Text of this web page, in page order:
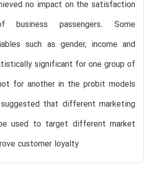
no impact on the satisfaction
passengers. Some
such as gender, income and
significant for one group of
for another in the probit models
that different marketing
used to target different market
customer loyalty